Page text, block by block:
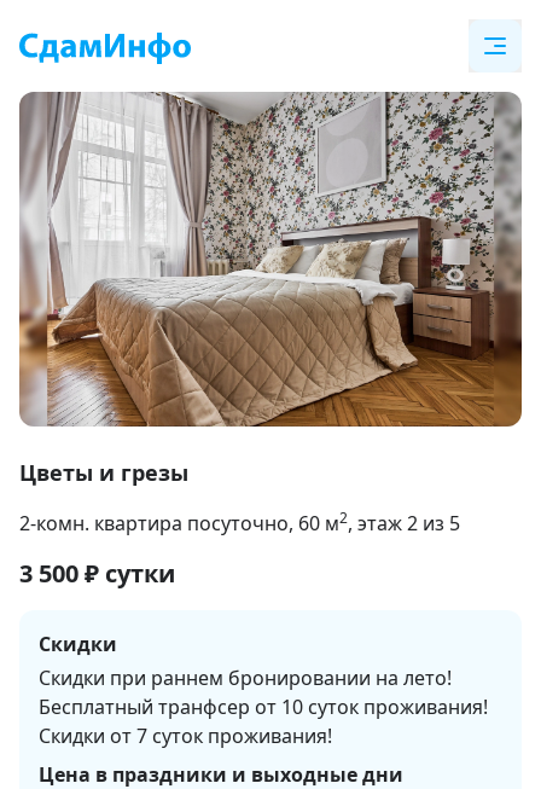
1
27
Цветы и грезы
2-комн. квартира посуточно, 60 м2, этаж 2 из 5
3 500₽ сутки
Скидки
Скидки при раннем бронировании на лето!
Бесплатный транфсер от 10 суток проживания!
Скидки от 7 суток проживания!
Цена в праздники и выходные дни